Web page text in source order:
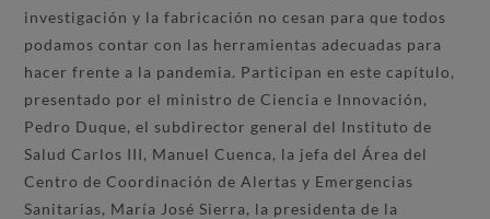
investigación y la fabricación no cesan para que todos
podamos contar con las herramientas adecuadas para
hacer frente a la pandemia. Participan en este capítulo,
presentado por el ministro de Ciencia e Innovación,
Pedro Duque, el subdirector general del Instituto de
Salud Carlos III, Manuel Cuenca, la jefa del Área del
Centro de Coordinación de Alertas y Emergencias
Sanitarias, María José Sierra, la presidenta de la